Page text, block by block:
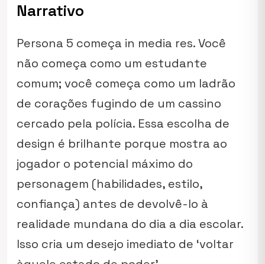
Narrativo
Persona 5 começa in media res. Você
não começa como um estudante
comum; você começa como um ladrão
de corações fugindo de um cassino
cercado pela polícia. Essa escolha de
design é brilhante porque mostra ao
jogador o potencial máximo do
personagem (habilidades, estilo,
confiança) antes de devolvê-lo à
realidade mundana do dia a dia escolar.
Isso cria um desejo imediato de ‘voltar